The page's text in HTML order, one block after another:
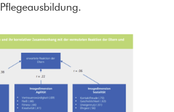
Pflegeausbildung.